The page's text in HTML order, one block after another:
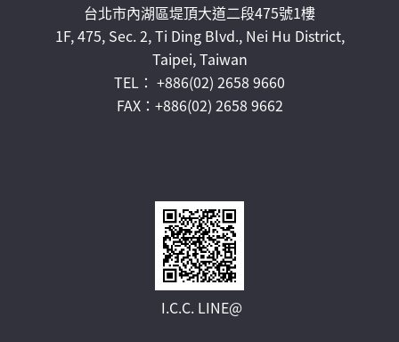
台北市內湖區堤頂大道二段475號1樓
1F, 475, Sec. 2, Ti Ding Blvd., Nei Hu District,
Taipei, Taiwan
TEL： +886(02) 2658 9660
FAX：+886(02) 2658 9662
I.C.C. LINE@